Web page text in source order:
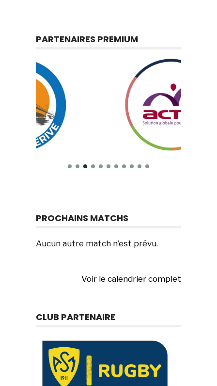
PARTENAIRES PREMIUM
PROCHAINS MATCHS
Aucun autre match n’est prévu.
Voir le calendrier complet
CLUB PARTENAIRE